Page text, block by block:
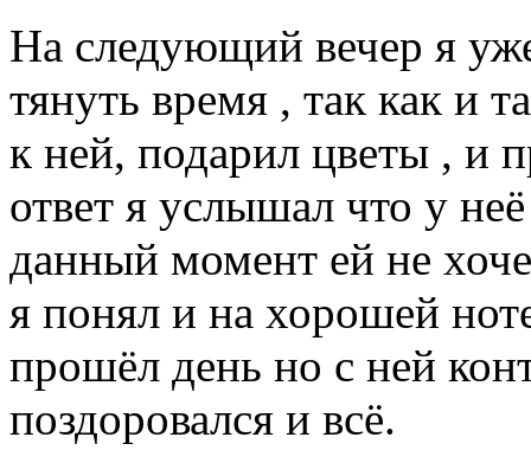
На следующий вечер я
тянуть время , так как и
к ней, подарил цветы , и
ответ я услышал что у
данный момент ей не
я понял и на хорошей
прошёл день но с ней
поздоровался и всё.